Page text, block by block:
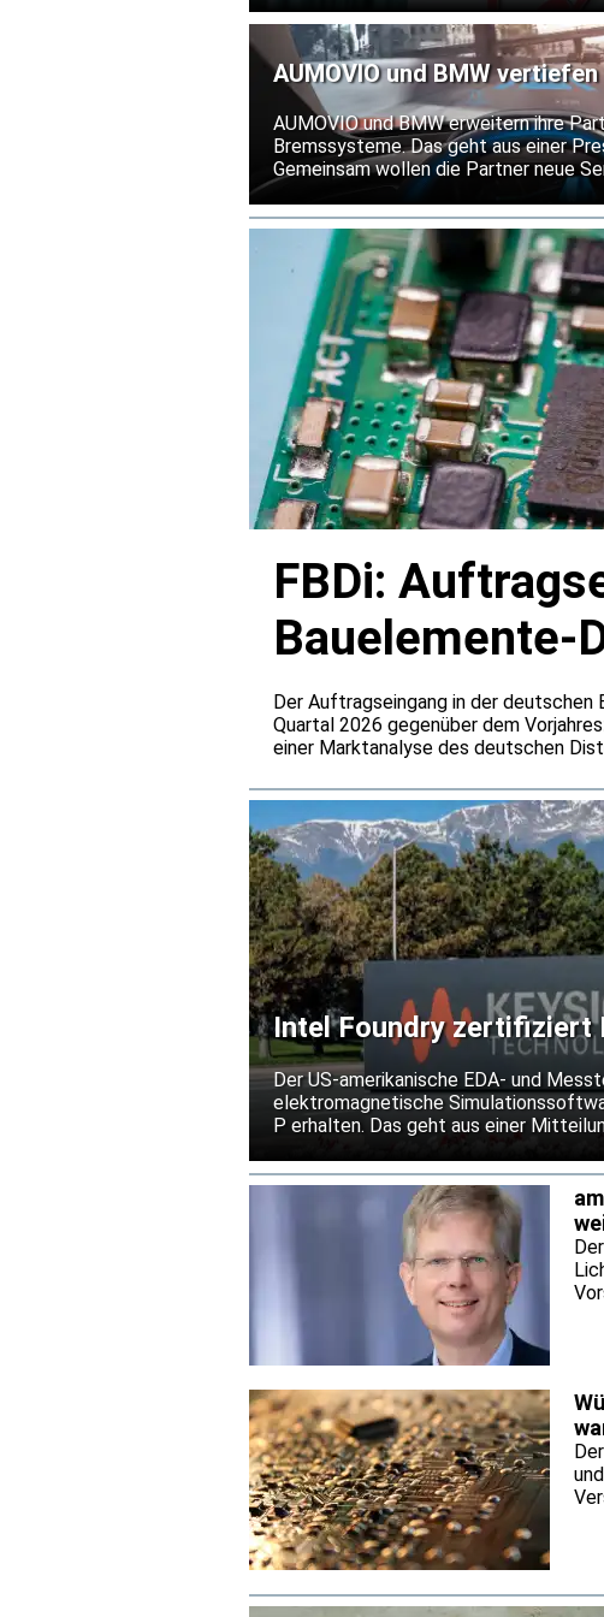
Elmos. Für das Gesamtjahr hält Elmos
AUMOVIO und BMW
Bremssysteme
AUMOVIO und BMW erweitern ihre
Bremssysteme. Das geht aus einer
Gemeinsam wollen die Partner neue
Weg bringen. Die Serienlieferungen
Mitte der 2030er Jahre fort.
FBDi:
Bauelemente-
verdoppelt
Der Auftragseingang in der
Quartal 2026 gegenüber dem
einer Marktanalyse des deutschen
deutlich hinter der Bestelldynamik
vor allem auf steigende Preise und
Intel Foundry
Prozesstechnologien
Der US-amerikanische EDA- und
elektromagnetische
P erhalten. Das geht aus einer
von Hochfrequenz- und Mixed-
out unter den Bedingungen der neuen
Risiko kostspieliger Überarbeitungen